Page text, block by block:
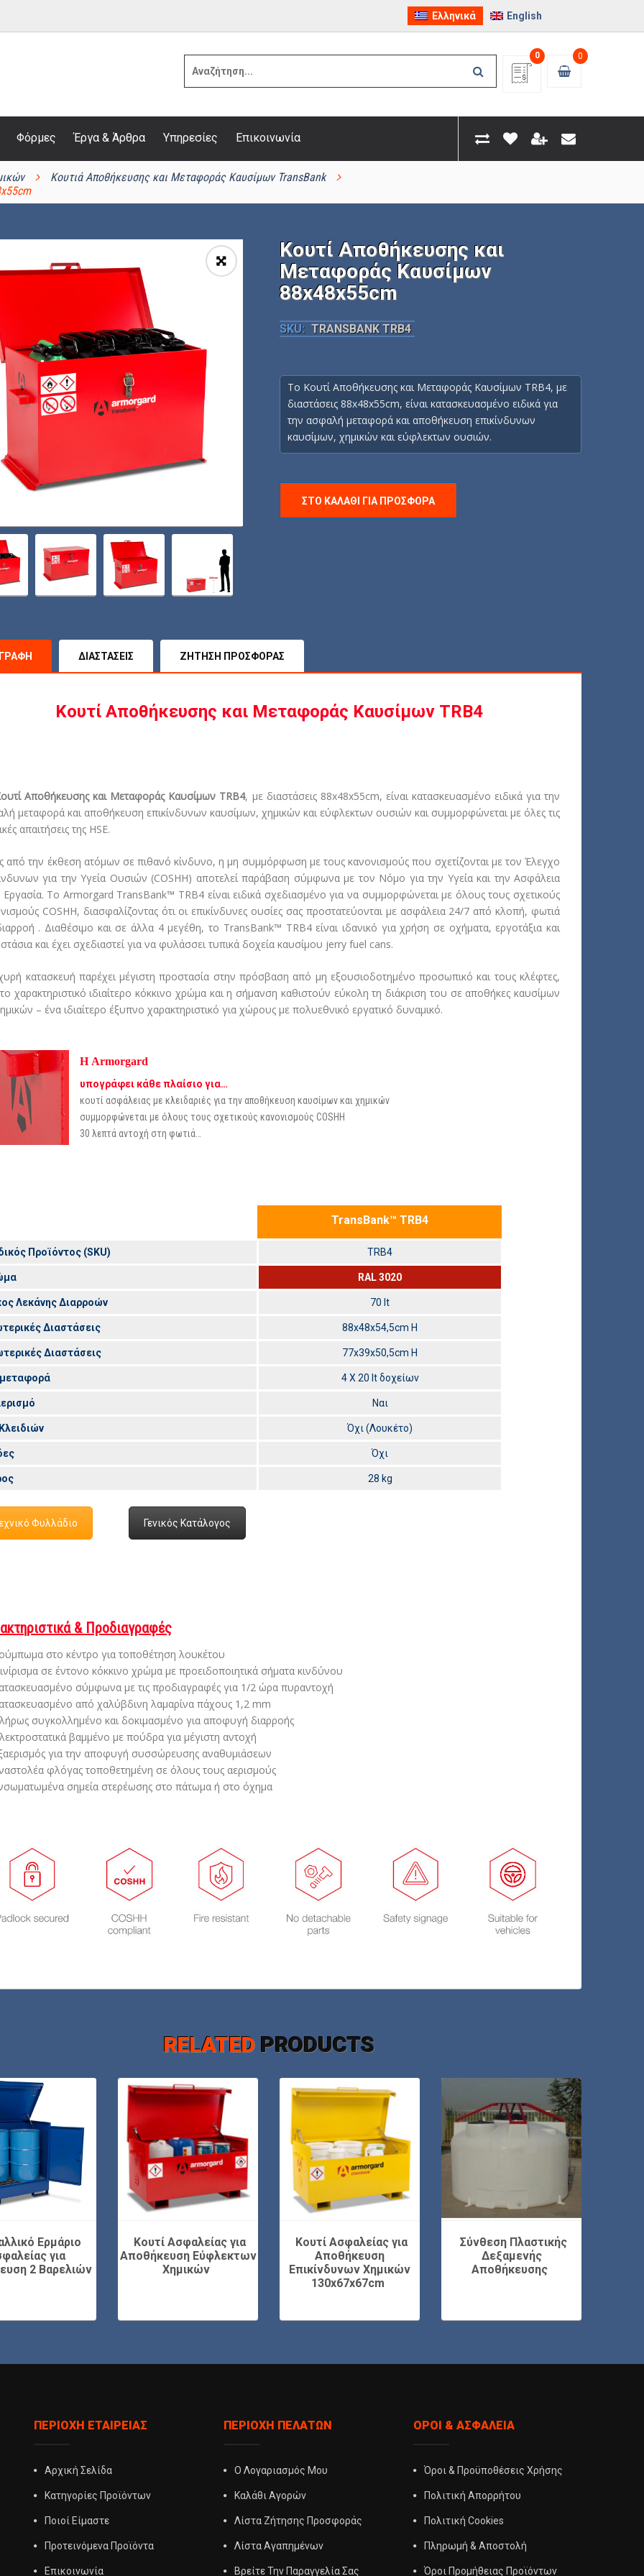
Ελληνικά English
0
0
Φόρμες Έργα & Άρθρα Υπηρεσίες Επικοινωνία
Κουτιά Αποθήκευσης και Μεταφοράς Καυσίμων TransBank
🔍
Κουτί Αποθήκευσης και
Μεταφοράς Καυσίμων
88x48x55cm
SKU: TRANSBANK TRB4
Το Κουτί Αποθήκευσης και Μεταφοράς Καυσίμων TRB4, με
διαστάσεις 88x48x55cm, είναι κατασκευασμένο ειδικά για
την ασφαλή μεταφορά και αποθήκευση επικίνδυνων
καυσίμων, χημικών και εύφλεκτων ουσιών.
ΣΤΟ ΚΑΛΆΘΙ ΓΙΑ ΠΡΟΣΦΟΡΆ
ΔΙΑΣΤΆΣΕΙΣ ΖΉΤΗΣΗ ΠΡΟΣΦΟΡΆΣ
Κουτί Αποθήκευσης και Μεταφοράς Καυσίμων TRB4
Αποθήκευσης και Μεταφοράς Καυσίμων TRB4, με διαστάσεις 88x48x55cm, είναι κατασκευασμένο ειδικά για την
μεταφορά και αποθήκευση επικίνδυνων καυσίμων, χημικών και εύφλεκτων ουσιών και συμμορφώνεται με όλες τις
απαιτήσεις της HSE.
από την έκθεση ατόμων σε πιθανό κίνδυνο, η μη συμμόρφωση με τους κανονισμούς που σχετίζονται με τον Έλεγχο
για την Υγεία Ουσιών (COSHH) αποτελεί παράβαση σύμφωνα με τον Νόμο για την Υγεία και την Ασφάλεια
Εργασία. Το Armorgard TransBank™ TRB4 είναι ειδικά σχεδιασμένο για να συμμορφώνεται με όλους τους σχετικούς
COSHH, διασφαλίζοντας ότι οι επικίνδυνες ουσίες σας προστατεύονται με ασφάλεια 24/7 από κλοπή, φωτιά
. Διαθέσιμο και σε άλλα 4 μεγέθη, το TransBank™ TRB4 είναι ιδανικό για χρήση σε οχήματα, εργοτάξια και
και έχει σχεδιαστεί για να φυλάσσει τυπικά δοχεία καυσίμου jerry fuel cans.
κατασκευή παρέχει μέγιστη προστασία στην πρόσβαση από μη εξουσιοδοτημένο προσωπικό και τους κλέφτες,
χαρακτηριστικό ιδιαίτερο κόκκινο χρώμα και η σήμανση καθιστούν εύκολη τη διάκριση του σε αποθήκες καυσίμων
– ένα ιδιαίτερο έξυπνο χαρακτηριστικό για χώρους με πολυεθνικό εργατικό δυναμικό.
Η Armorgard
υπογράφει κάθε πλαίσιο για…
κουτί ασφάλειας με κλειδαριές για την αποθήκευση καυσίμων και χημικών
συμμορφώνεται με όλους τους σχετικούς κανονισμούς COSHH
30 λεπτά αντοχή στη φωτιά…
TransBank™ TRB4
Προϊόντος (SKU) TRB4
RAL 3020
ΛεκάνηςΔιαρροών 70 lt
Διαστάσεις 88x48x54,5cm H
Διαστάσεις 77x39x50,5cm H
μεταφορά 4 Χ 20 lt δοχείων
Ναι
Όχι (Λουκέτο)
Όχι
28 kg
Φυλλάδιο Γενικός Κατάλογος
& Προδιαγραφές
στο κέντρο για τοποθέτηση λουκέτου
σε έντονο κόκκινο χρώμα με προειδοποιητικά σήματα κινδύνου
σύμφωνα με τις προδιαγραφές για 1/2 ώρα πυραντοχή
από χαλύβδινη λαμαρίνα πάχους 1,2 mm
συγκολλημένο και δοκιμασμένο για αποφυγή διαρροής
βαμμένο με πούδρα για μέγιστη αντοχή
για την αποφυγή συσσώρευσης αναθυμιάσεων
φλόγας τοποθετημένη σε όλους τους αερισμούς
σημεία στερέωσης στο πάτωμα ή στο όχημα
RELATED PRODUCTS
Ερμάριο
για
2 Βαρελιών
Κουτί Ασφαλείας για
Αποθήκευση Εύφλεκτων
Χημικών
Κουτί Ασφαλείας για
Αποθήκευση
Επικίνδυνων Χημικών
130x67x67cm
Σύνθεση Πλαστικής
Δεξαμενής
Αποθήκευσης
ΠΕΡΙΟΧΉ ΕΤΑΙΡΕΊΑΣ
Αρχική Σελίδα
Κατηγορίες Προϊόντων
Ποιοί Είμαστε
Προτεινόμενα Προϊόντα
Επικοινωνία
ΠΕΡΙΟΧΉ ΠΕΛΑΤΏΝ
Ο Λογαριασμός Μου
Καλάθι Αγορών
Λίστα Ζήτησης Προσφοράς
Λίστα Αγαπημένων
Βρείτε Την Παραγγελία Σας
ΌΡΟΙ & ΑΣΦΆΛΕΙΑ
Όροι & Προϋποθέσεις Χρήσης
Πολιτική Απορρήτου
Πολιτική Cookies
Πληρωμή & Αποστολή
Όροι Προμήθειας Προϊόντων